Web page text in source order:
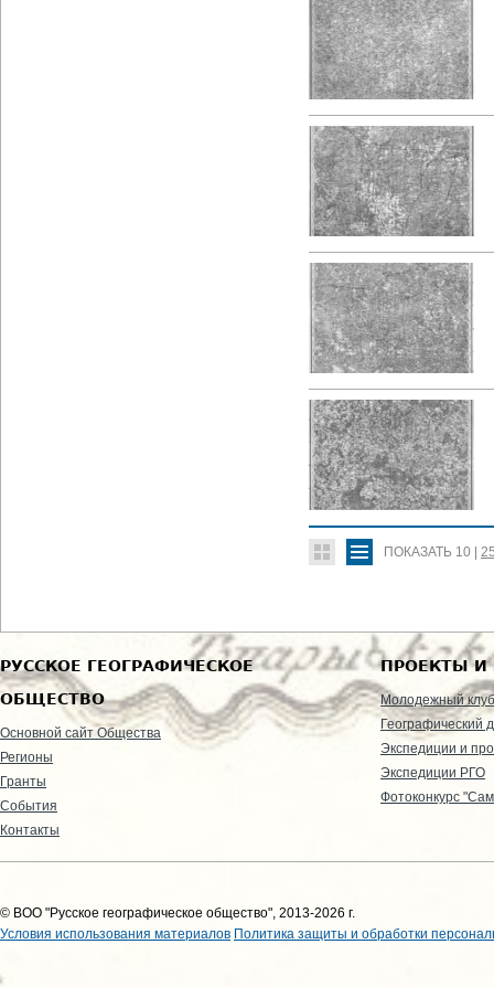
ПОКАЗАТЬ 10 |
РУССКОЕ ГЕОГРАФИЧЕСКОЕ
ОБЩЕСТВО
Основной сайт Общества
Регионы
Гранты
События
Контакты
ПРОЕКТЫ И
Молодежный клуб
Географический
Экспедиции и
Экспедиции РГО
Фотоконкурс
© ВОО "Русское географическое общество", 2013-2026 г.
Условия использования материалов Политика защиты и обработки